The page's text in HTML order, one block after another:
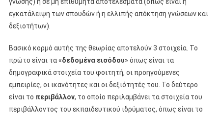
γνώσης) ή σε μη επιθυμητά αποτελέσματα (όπως είναι η
εγκατάλειψη των σπουδών ή η ελλιπής απόκτηση γνώσεων και
δεξιοτήτων).
Βασικό κορμό αυτής της θεωρίας αποτελούν 3 στοιχεία. Το
πρώτο είναι τα «δεδομένα εισόδου» όπως είναι τα
δημογραφικά στοιχεία του φοιτητή, οι προηγούμενες
εμπειρίες, οι ικανότητες και οι δεξιότητές του. Το δεύτερο
είναι το περιβάλλον, το οποίο περιλαμβάνει τα στοιχεία του
περιβάλλοντος του εκπαιδευτικού ιδρύματος, όπως είναι το